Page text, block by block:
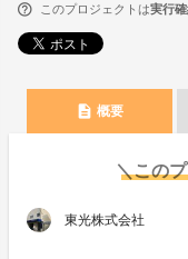
このプロジェクトは実行
description 概要
＼この
東光株式会社